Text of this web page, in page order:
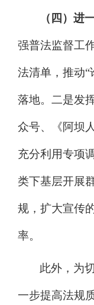
（四）进
强普法监督工
法清单，推动“
落地。二是发
众号、《阿坝
充分利用专项
类下基层开展
规，扩大宣传
率。
此外，为
一步提高法规